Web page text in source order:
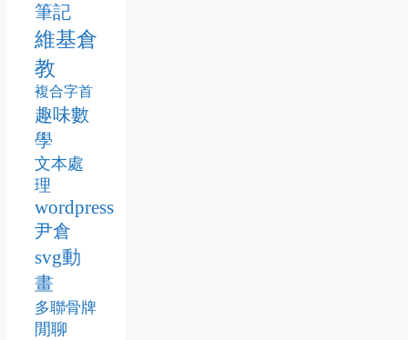
筆記
維基倉
教
複合字首
趣味數
學
文本處
理
wordpress
尹倉
svg動
畫
多聯骨牌
閒聊